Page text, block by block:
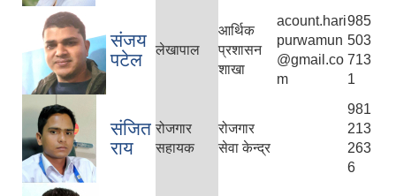
संजय
पटेल
लेखापाल
आर्थिक
प्रशासन
शाखा
acount.hari
purwamun
@gmail.co
m
985
503
713
1
संजित
राय
रोजगार
सहायक
रोजगार
सेवा केन्द्र
981
213
263
6